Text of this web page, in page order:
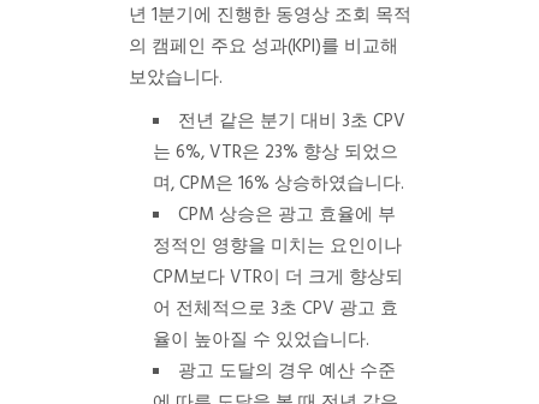
년 1분기에 진행한 동영상 조회 목적
의 캠페인 주요 성과(KPI)를 비교해
보았습니다.
전년 같은 분기 대비 3초 CPV
는 6%, VTR은 23% 향상 되었으
며, CPM은 16% 상승하였습니다.
CPM 상승은 광고 효율에 부
정적인 영향을 미치는 요인이나
CPM보다 VTR이 더 크게 향상되
어 전체적으로 3초 CPV 광고 효
율이 높아질 수 있었습니다.
광고 도달의 경우 예산 수준